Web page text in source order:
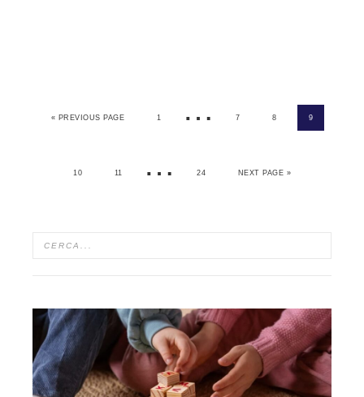
« PREVIOUS PAGE 1 … 7 8 9
10 11 … 24 NEXT PAGE »